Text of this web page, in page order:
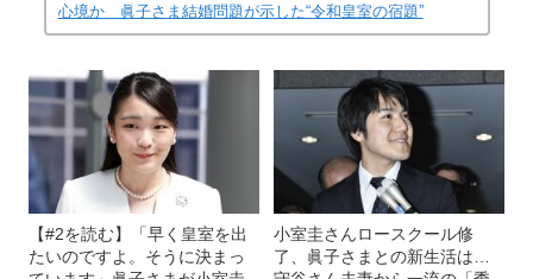
心境か 眞子さま結婚問題が示した“令和皇室の宿題”
【#2を読む】「早く皇室を出
たいのですよ。そうに決まっ
小室圭さんロースクール修
了、眞子さまとの新生活は…